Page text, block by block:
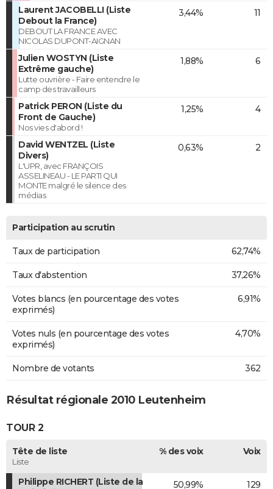
Laurent JACOBELLI (Liste
Debout la France)
DEBOUT LA FRANCE AVEC
NICOLAS DUPONT-AIGNAN
3,44% 11
Julien WOSTYN (Liste
Extrême gauche)
Lutte ouvrière - Faire entendre le
camp des travailleurs
1,88% 6
Patrick PERON (Liste du
Front de Gauche)
Nos vies d'abord !
1,25% 4
David WENTZEL (Liste
Divers)
L'UPR, avec FRANÇOIS
ASSELINEAU - LE PARTI QUI
MONTE malgré le silence des
médias
0,63% 2
Participation au scrutin
Taux de participation 62,74%
Taux d'abstention 37,26%
Votes blancs (en pourcentage des votes
exprimés)
6,91%
Votes nuls (en pourcentage des votes
exprimés)
4,70%
Nombre de votants 362
Résultat régionale 2010 Leutenheim
TOUR 2
Tête de liste
Liste
% des voix Voix
Philippe RICHERT (Liste de la
50,99% 129